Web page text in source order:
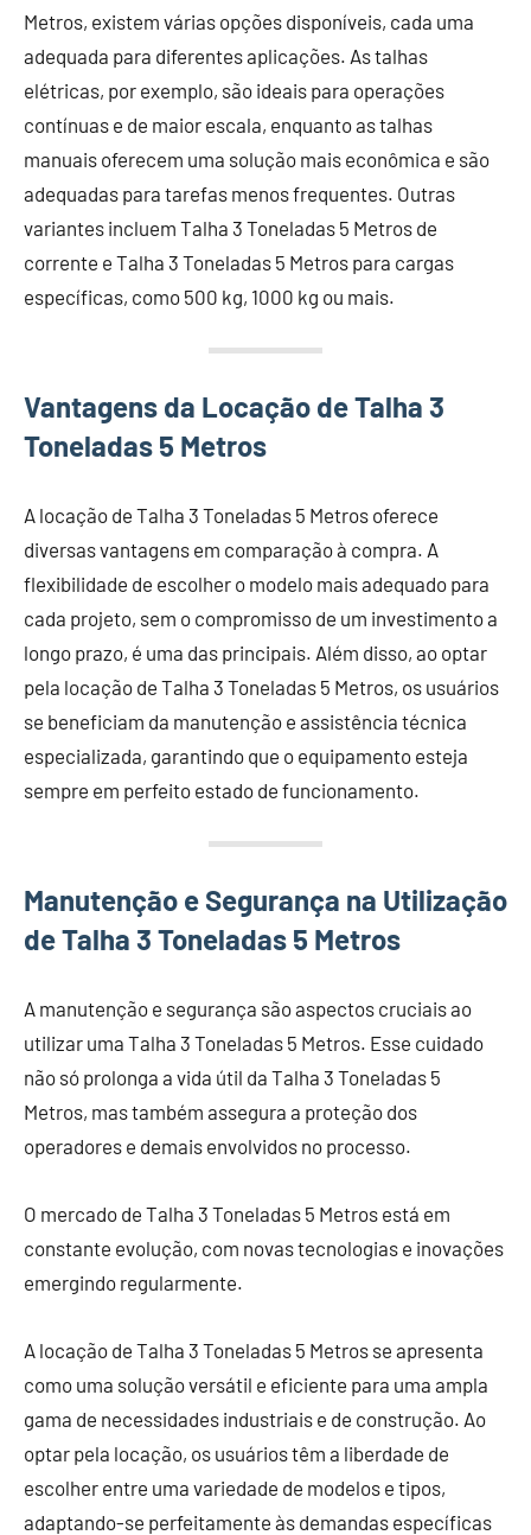
Metros, existem várias opções disponíveis, cada uma
adequada para diferentes aplicações. As talhas
elétricas, por exemplo, são ideais para operações
contínuas e de maior escala, enquanto as talhas
manuais oferecem uma solução mais econômica e são
adequadas para tarefas menos frequentes. Outras
variantes incluem Talha 3 Toneladas 5 Metros de
corrente e Talha 3 Toneladas 5 Metros para cargas
específicas, como 500 kg, 1000 kg ou mais.
Vantagens da Locação de Talha 3
Toneladas 5 Metros
A locação de Talha 3 Toneladas 5 Metros oferece
diversas vantagens em comparação à compra. A
flexibilidade de escolher o modelo mais adequado para
cada projeto, sem o compromisso de um investimento a
longo prazo, é uma das principais. Além disso, ao optar
pela locação de Talha 3 Toneladas 5 Metros, os usuários
se beneficiam da manutenção e assistência técnica
especializada, garantindo que o equipamento esteja
sempre em perfeito estado de funcionamento.
Manutenção e Segurança na Utilização
de Talha 3 Toneladas 5 Metros
A manutenção e segurança são aspectos cruciais ao
utilizar uma Talha 3 Toneladas 5 Metros. Esse cuidado
não só prolonga a vida útil da Talha 3 Toneladas 5
Metros, mas também assegura a proteção dos
operadores e demais envolvidos no processo.
O mercado de Talha 3 Toneladas 5 Metros está em
constante evolução, com novas tecnologias e inovações
emergindo regularmente.
A locação de Talha 3 Toneladas 5 Metros se apresenta
como uma solução versátil e eficiente para uma ampla
gama de necessidades industriais e de construção. Ao
optar pela locação, os usuários têm a liberdade de
escolher entre uma variedade de modelos e tipos,
adaptando-se perfeitamente às demandas específicas